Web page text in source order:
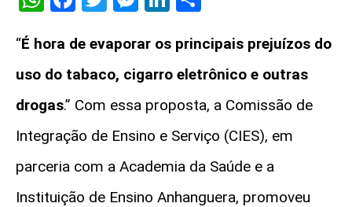
“É hora de evaporar os principais prejuízos do
uso do tabaco, cigarro eletrônico e outras
drogas.” Com essa proposta, a Comissão de
Integração de Ensino e Serviço (CIES), em
parceria com a Academia da Saúde e a
Instituição de Ensino Anhanguera, promoveu